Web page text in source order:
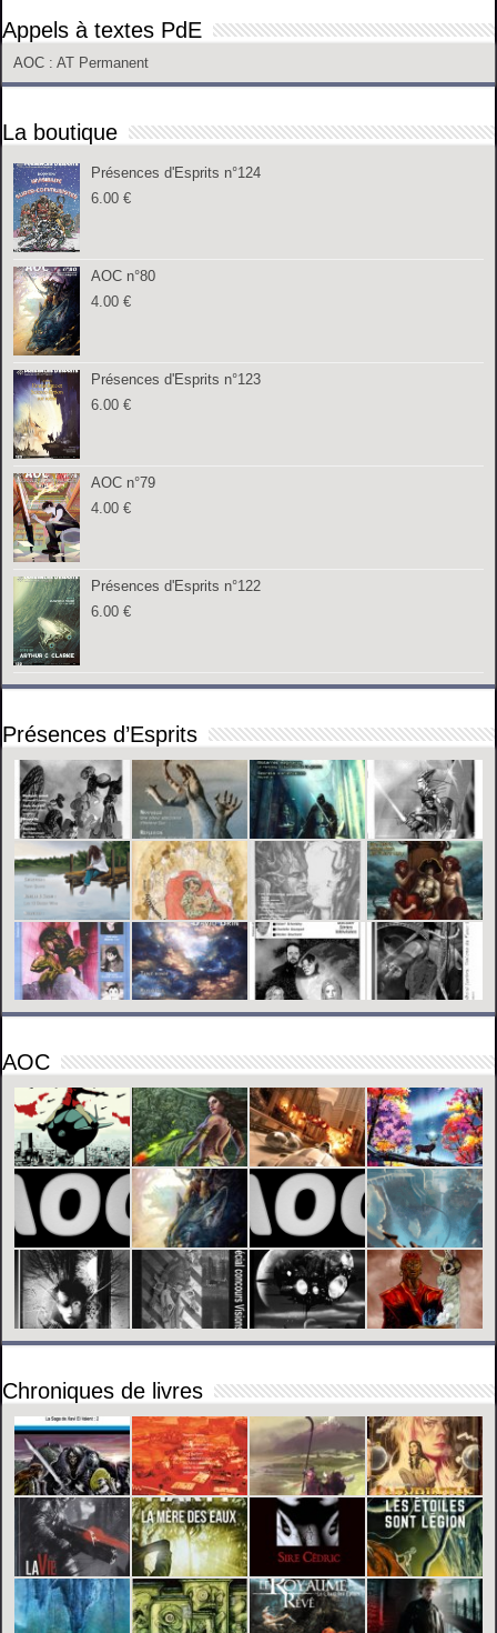
Appels à textes PdE
AOC : AT Permanent
La boutique
Présences d'Esprits n°124
6.00€
AOC n°80
4.00€
Présences d'Esprits n°123
6.00€
AOC n°79
4.00€
Présences d'Esprits n°122
6.00€
Présences d’Esprits
AOC
Chroniques de livres